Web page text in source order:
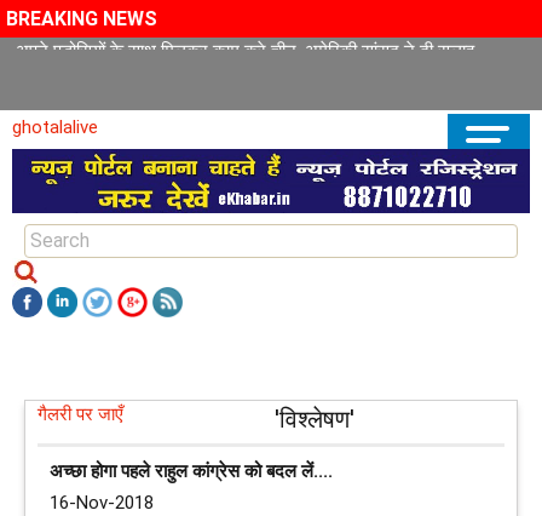
BREAKING NEWS
अपने पड़ोसियों के साथ मिलकर काम करे चीन, अमेरिकी सांसद ने दी सलाह
ghotalalive
गैलरी पर जाएँ 'विश्लेषण'
अच्छा होगा पहले राहुल कांग्रेस को बदल लें....
16-Nov-2018